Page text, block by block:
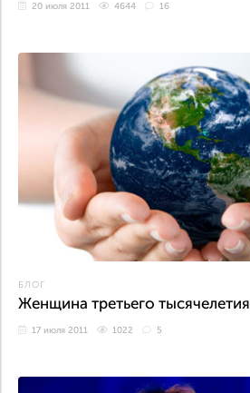
20 июля 2011 4644 16
БЛОГ
Женщина третьего тысячелетия
17 июля 2011 1022 5